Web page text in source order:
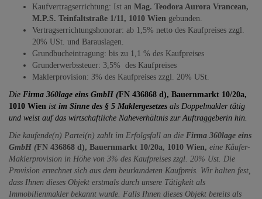
Kaufvertragserrichtung: Ist an Mag. Teodora Aurora Vrancean,
M.P.S. Teinfaltstraße 1/11, 1010 Wien gebunden.
Vertragserrichtungshonorar: ab 1,5% netto des Kaufpreises zzgl.
20% USt. und Barauslagen.
Grundbucheintragung: bis zu 1,1 % des Kaufpreises
Grunderwerbssteuer: 3,5% des Kaufpreises
Maklerprovision: 3% des Kaufpreises zzgl. 20% USt.
Die Firma 360lage eins GmbH (FN 436868 d), Bauernmarkt 10/20a,
1010 Wien ist im Sinne des § 5 Maklergesetzes als Doppelmakler tätig
und weist auf das wirtschaftliche Naheverhältnis zur Auftraggeberin hin.
Die kaufende(n) Partei(n) zahlt im Erfolgsfall an die Firma 360lage eins
GmbH (FN 436868 d), Bauernmarkt 10/20a, 1010 Wien, eine Käufer-
Maklerprovision in Höhe von 3% des Kaufpreises zzgl. 20% Ust. Die
Provision errechnet sich aus dem beurkundeten Kaufpreis. Wir halten fest,
dass Ihnen dieses Objekt erstmals durch unsere Tätigkeit als
Immobilienmakler bekannt wurde. Falls Ihnen dieses Objekt bereits als